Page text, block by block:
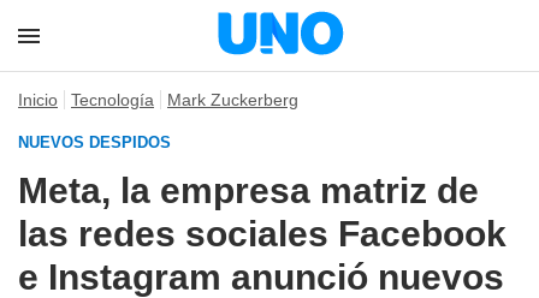
Inicio Tecnología Mark Zuckerberg
NUEVOS DESPIDOS
Meta, la empresa matriz de
las redes sociales Facebook
e Instagram anunció nuevos